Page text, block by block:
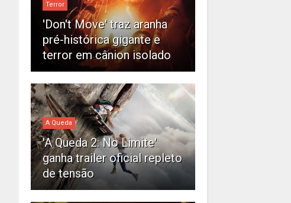
Terror
'Don't Move' traz aranha
pré-histórica gigante e
terror em cânion isolado
A Queda
'A Queda 2: No Limite'
ganha trailer oficial repleto
de tensão